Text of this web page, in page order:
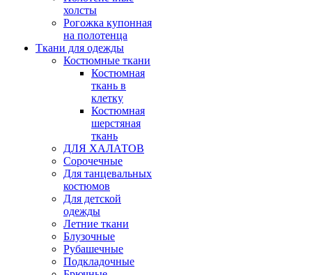
холсты
Рогожка купонная
на полотенца
Ткани для одежды
Костюмные ткани
Костюмная
ткань в
клетку
Костюмная
шерстяная
ткань
ДЛЯ ХАЛАТОВ
Сорочечные
Для танцевальных
костюмов
Для детской
одежды
Летние ткани
Блузочные
Рубашечные
Подкладочные